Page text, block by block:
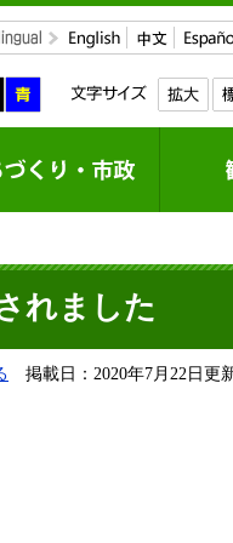
れました
掲載日：2020年7月22日更